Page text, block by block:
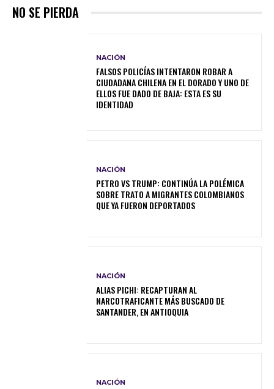
NO SE PIERDA
NACIÓN
FALSOS POLICÍAS INTENTARON ROBAR A
CIUDADANA CHILENA EN EL DORADO Y UNO DE
ELLOS FUE DADO DE BAJA: ESTA ES SU
IDENTIDAD
NACIÓN
PETRO VS TRUMP: CONTINÚA LA POLÉMICA
SOBRE TRATO A MIGRANTES COLOMBIANOS
QUE YA FUERON DEPORTADOS
NACIÓN
ALIAS PICHI: RECAPTURAN AL
NARCOTRAFICANTE MÁS BUSCADO DE
SANTANDER, EN ANTIOQUIA
NACIÓN